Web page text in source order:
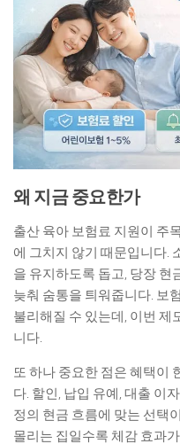
왜 지금 중요한가
출산 육아 보험료 지원이 주
에 그치지 않기 때문입니다.
을 유지하도록 돕고, 당장 현
늦춰 숨통을 틔워줍니다. 보
불리해질 수 있는데, 이번 제
니다.
또 하나 중요한 점은 혜택이
다. 할인, 납입 유예, 대출 이
정의 현금 흐름에 맞는 선택
몰리는 집일수록 체감 효과